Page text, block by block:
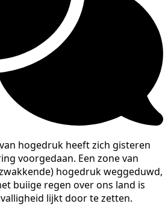
hogedruk heeft zich gisteren
voorgedaan. Een zone van
hogedruk weggeduwd,
buiige regen over ons land is
lijkt door te zetten.